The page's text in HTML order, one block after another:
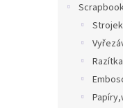
Razítka